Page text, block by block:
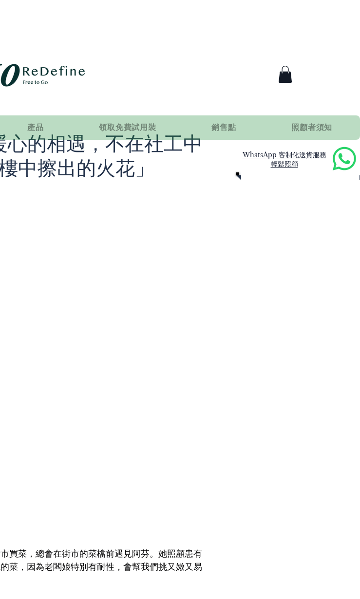
的相遇，不在社工中
中擦出的火花」
買菜，總會在街市的菜檔前遇見阿芬。她照顧患有
菜，因為老闆娘特別有耐性，會幫我們挑又嫩又易
WhatsApp 客制化送貨服務
輕鬆照顧
產品 領取免費試用裝 銷售點 照顧者須知